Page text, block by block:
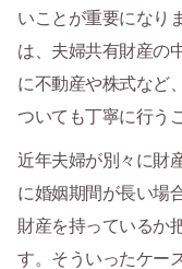
いことが重要になり
は、夫婦共有財産の
に不動産や株式など
ついても丁寧に行う
近年夫婦が別々に財
に婚姻期間が長い場
財産を持っているか
す。そういったケー